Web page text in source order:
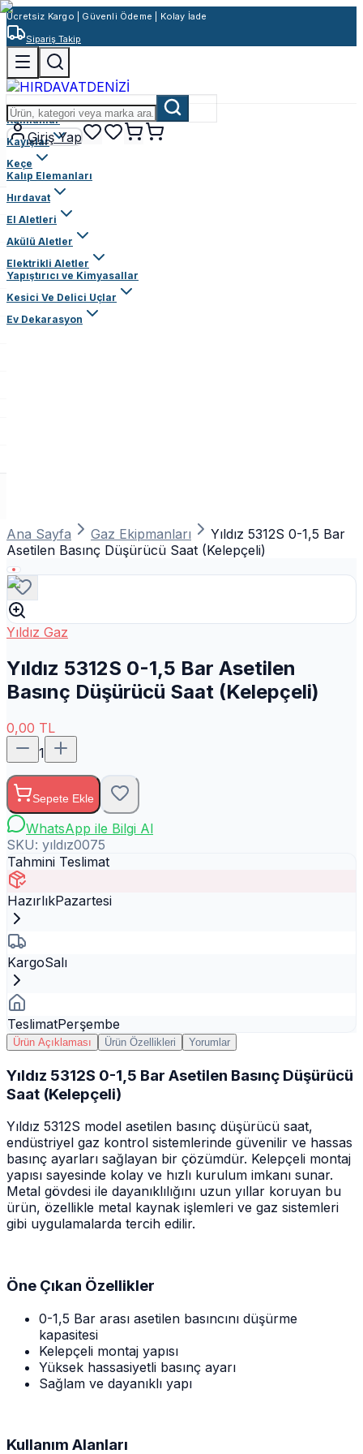
Ücretsiz Kargo | Güvenli Ödeme | Kolay İade
Sipariş Takip
Giriş Yap
Rulmanlar
Kayışlar
Keçe
Kalıp Elemanları
Hırdavat
El Aletleri
Akülü Aletler
Elektrikli Aletler
Yapıştırıcı ve Kimyasallar
Kesici Ve Delici Uçlar
Ev Dekarasyon
Ana Sayfa Gaz Ekipmanları
Yıldız 5312S 0-1,5 Bar
Asetilen Basınç Düşürücü Saat (Kelepçeli)
Yıldız Gaz
Yıldız 5312S 0-1,5 Bar Asetilen
Basınç Düşürücü Saat (Kelepçeli)
0,00 TL
1
Sepete Ekle
WhatsApp ile Bilgi Al
SKU: yıldız0075
Tahmini Teslimat
HazırlıkPazartesi
KargoSalı
TeslimatPerşembe
Ürün Açıklaması Ürün Özellikleri Yorumlar
Yıldız 5312S 0-1,5 Bar Asetilen Basınç Düşürücü
Saat (Kelepçeli)
Yıldız 5312S model asetilen basınç düşürücü saat,
endüstriyel gaz kontrol sistemlerinde güvenilir ve hassas
basınç ayarları sağlayan bir çözümdür. Kelepçeli montaj
yapısı sayesinde kolay ve hızlı kurulum imkanı sunar.
Metal gövdesi ile dayanıklılığını uzun yıllar koruyan bu
ürün, özellikle metal kaynak işlemleri ve gaz sistemleri
gibi uygulamalarda tercih edilir.
Öne Çıkan Özellikler
0-1,5 Bar arası asetilen basıncını düşürme
kapasitesi
Kelepçeli montaj yapısı
Yüksek hassasiyetli basınç ayarı
Sağlam ve dayanıklı yapı
Kullanım Alanları